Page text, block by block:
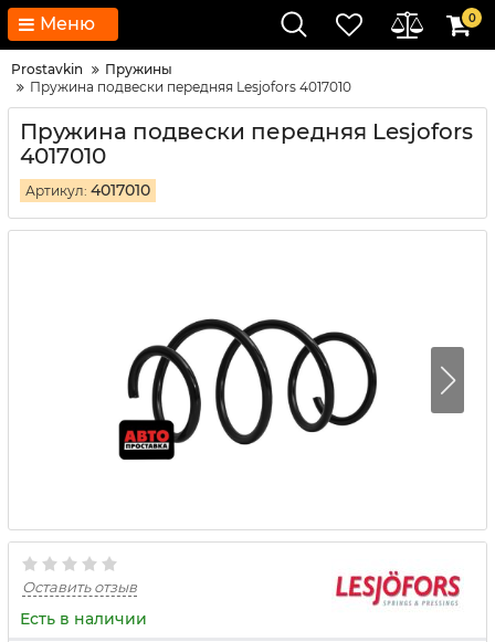
Меню 0
Prostavkin
Пружины
Пружина подвески передняя Lesjofors 4017010
Пружина подвески передняя Lesjofors
4017010
Артикул: 4017010
Оставить отзыв
Есть в наличии